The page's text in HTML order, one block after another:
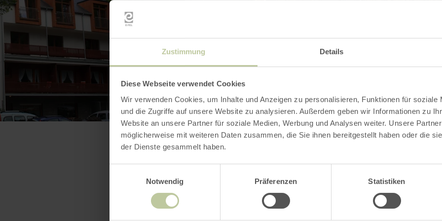
Zustimmung Details
Diese Webseite verwendet Cookies
Wir verwenden Cookies, um Inhalte und Anzeigen zu personalisieren, Funktionen für soziale
und die Zugriffe auf unsere Website zu analysieren. Außerdem geben wir Informationen zu
Website an unsere Partner für soziale Medien, Werbung und Analysen weiter. Unsere
möglicherweise mit weiteren Daten zusammen, die Sie ihnen bereitgestellt haben oder die
der Dienste gesammelt haben.
Notwendig
Präferenzen Statistiken
Kontakt